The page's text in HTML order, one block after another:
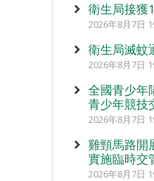
衛生局接獲
2026年8月7日
衛生局滅蚊
2026年8月7日
全國青少年
青少年競技
2026年8月7日
雞頸馬路
實施臨時交
2026年8月7日